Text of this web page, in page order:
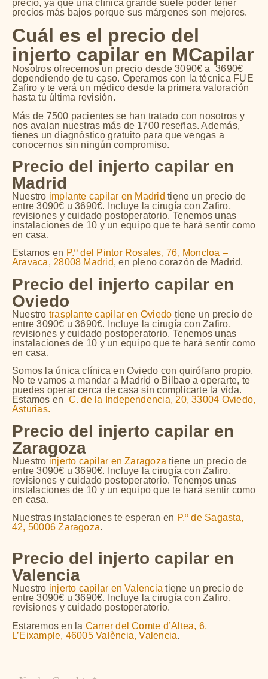
precio, ya que una clínica grande suele poder tener
precios más bajos porque sus márgenes son mejores.
Cuál es el precio del
injerto capilar en MCapilar
Nosotros ofrecemos un precio desde 3090€ a 3690€
dependiendo de tu caso. Operamos con la técnica FUE
Zafiro y te verá un médico desde la primera valoración
hasta tu última revisión.
Más de 7500 pacientes se han tratado con nosotros y
nos avalan nuestras más de 1700 reseñas. Además,
tienes un diagnóstico gratuito para que vengas a
conocernos sin ningún compromiso.
Precio del injerto capilar en
Madrid
Nuestro implante capilar en Madrid tiene un precio de
entre 3090€ u 3690€. Incluye la cirugía con Zafiro,
revisiones y cuidado postoperatorio. Tenemos unas
instalaciones de 10 y un equipo que te hará sentir como
en casa.
Estamos en P.º del Pintor Rosales, 76, Moncloa –
Aravaca, 28008 Madrid, en pleno corazón de Madrid.
Precio del injerto capilar en
Oviedo
Nuestro trasplante capilar en Oviedo tiene un precio de
entre 3090€ u 3690€. Incluye la cirugía con Zafiro,
revisiones y cuidado postoperatorio. Tenemos unas
instalaciones de 10 y un equipo que te hará sentir como
en casa.
Somos la única clínica en Oviedo con quirófano propio.
No te vamos a mandar a Madrid o Bilbao a operarte, te
puedes operar cerca de casa sin complicarte la vida.
Estamos en C. de la Independencia, 20, 33004 Oviedo,
Asturias.
Precio del injerto capilar en
Zaragoza
Nuestro injerto capilar en Zaragoza tiene un precio de
entre 3090€ u 3690€. Incluye la cirugía con Zafiro,
revisiones y cuidado postoperatorio. Tenemos unas
instalaciones de 10 y un equipo que te hará sentir como
en casa.
Nuestras instalaciones te esperan en P.º de Sagasta,
42, 50006 Zaragoza.
Precio del injerto capilar en
Valencia
Nuestro injerto capilar en Valencia tiene un precio de
entre 3090€ u 3690€. Incluye la cirugía con Zafiro,
revisiones y cuidado postoperatorio.
Estaremos en la Carrer del Comte d’Altea, 6,
L’Eixample, 46005 València, Valencia.